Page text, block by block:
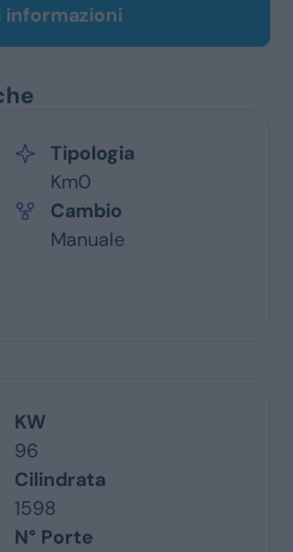
Renault
Vedi tutti i marchi
informazioni
Tipologia
Km0
Cambio
Manuale
KW
96
Cilindrata
1598
N° Porte